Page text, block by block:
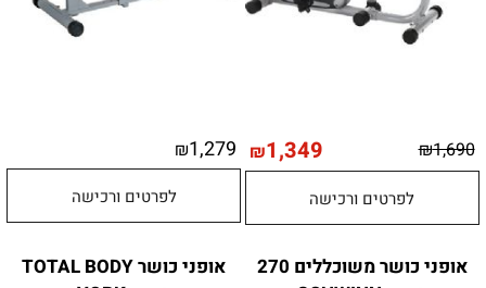
₪1,690
₪1,349
לפרטים ורכישה
₪1,279
לפרטים ורכישה
אופני כושר משוכללים 270
אופני כושר TOTAL BODY